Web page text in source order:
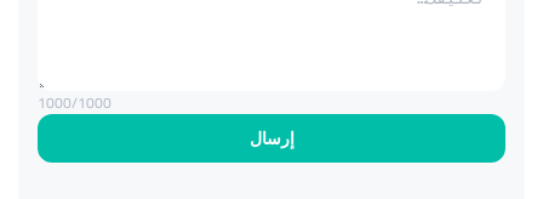
إرسال
1000/1000